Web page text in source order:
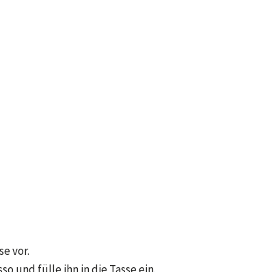
vor.
und fülle ihn in die Tasse ein.